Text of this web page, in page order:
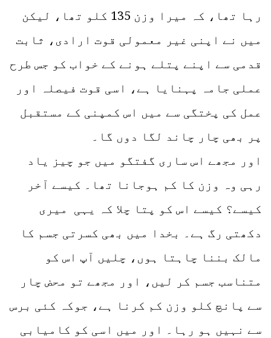
رہا تھا، کہ میرا وزن 135 کلو تھا، لیکن
میں نے اپنی غیر معمولی قوت ارادی، ثابت
قدمی سے اپنے پتلے ہونے کے خواب کو جس طرح
عملی جامہ پہنایا ہے، اسی قوت فیصلہ اور
عمل کی پختگی سے میں اس کمپنی کے مستقبل
پر بھی چار چاند لگا دوں گا۔
اور مجھے اس ساری گفتگو میں جو چیز یاد
رہی وہ وزن کا کم ہوجانا تھا۔ کیسے آخر
کیسے؟ کیسے اس کو پتا چلا کہ یہی میری
دکھتی رگ ہے۔ بخدا میں بھی کسرتی جسم کا
مالک بننا چاہتا ہوں، چلیں آپ اس کو
متناسب جسم کر لیں، اور مجھے تو محض چار
سے پانچ کلو وزن کم کرنا ہے، جوکہ کئی برس
سے نہیں ہو رہا۔ اور میں اسی کو کامیابی